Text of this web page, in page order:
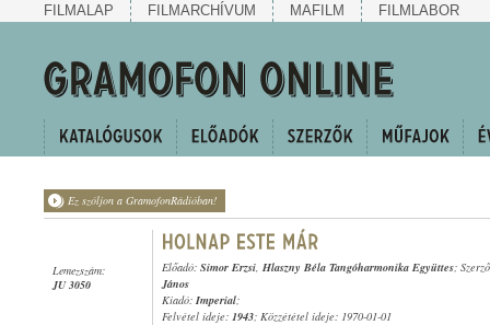
FILMALAP FILMARCHÍVUM MAFILM FILMLABOR
Ez szóljon a GramofonRádióban!
Lemezszám:
JU 3050
Előadó: Simor Erzsi, Hlaszny Béla Tangóharmonika Együttes;
János
Kiadó: Imperial;
Felvétel ideje: 1943; Közzététel ideje: 1970-01-01